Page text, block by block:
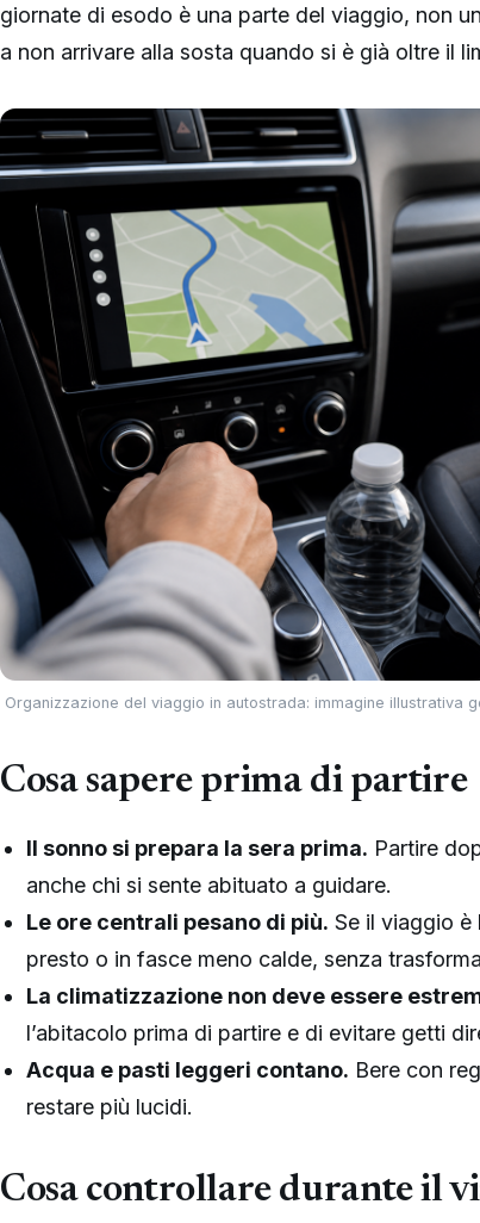
giornate di esodo è una parte del viaggio, non
a non arrivare alla sosta quando si è già oltre il
Organizzazione del viaggio in autostrada: immagine illustrativa
Cosa sapere prima di partire
Il sonno si prepara la sera prima. Partire
anche chi si sente abituato a guidare.
Le ore centrali pesano di più. Se il viaggio è
presto o in fasce meno calde, senza
La climatizzazione non deve essere
l’abitacolo prima di partire e di evitare getti
Acqua e pasti leggeri contano. Bere con
restare più lucidi.
Cosa controllare durante il